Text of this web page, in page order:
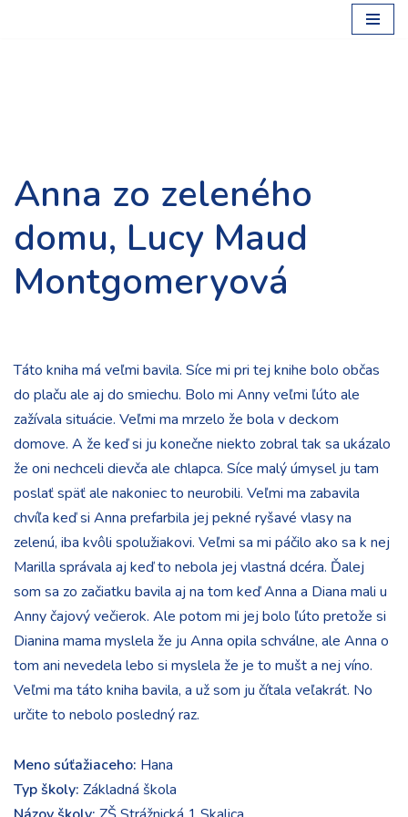
Anna zo zeleného
domu, Lucy Maud
Montgomeryová
Táto kniha má veľmi bavila. Síce mi pri tej knihe bolo občas
do plaču ale aj do smiechu. Bolo mi Anny veľmi ľúto ale
zažívala situácie. Veľmi ma mrzelo že bola v deckom
domove. A že keď si ju konečne niekto zobral tak sa ukázalo
že oni nechceli dievča ale chlapca. Síce malý úmysel ju tam
poslať späť ale nakoniec to neurobili. Veľmi ma zabavila
chvíľa keď si Anna prefarbila jej pekné ryšavé vlasy na
zelenú, iba kvôli spolužiakovi. Veľmi sa mi páčilo ako sa k nej
Marilla správala aj keď to nebola jej vlastná dcéra. Ďalej
som sa zo začiatku bavila aj na tom keď Anna a Diana mali u
Anny čajový večierok. Ale potom mi jej bolo ľúto pretože si
Dianina mama myslela že ju Anna opila schválne, ale Anna o
tom ani nevedela lebo si myslela že je to mušt a nej víno.
Veľmi ma táto kniha bavila, a už som ju čítala veľakrát. No
určite to nebolo posledný raz.
Meno súťažiaceho: Hana
Typ školy: Základná škola